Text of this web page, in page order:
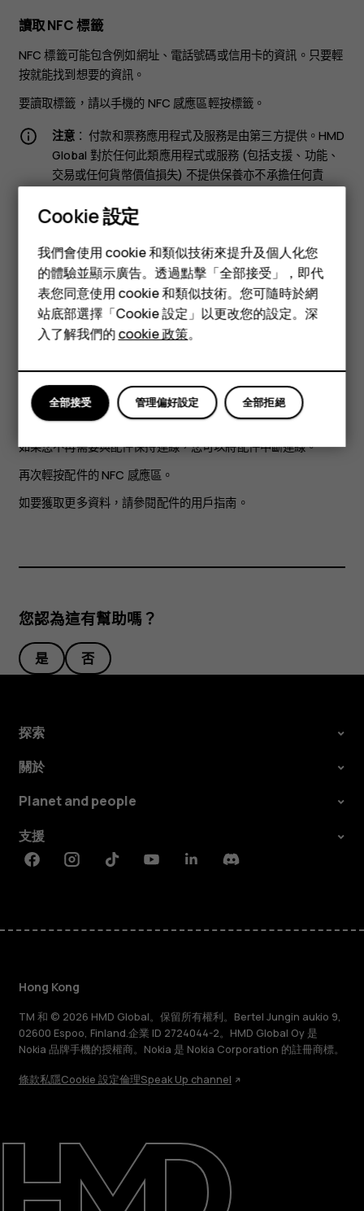
智慧型手機
功能型手機
配件
平板電腦
關於
維修、循環再用、回收再造
支援
讀取 NFC 標籤
NFC 標籤可能包含例如網址、電話號碼或信用卡的資訊。只要輕
按就能找到想要的資訊。
要讀取標籤，請以手機的 NFC 感應區輕按標籤。
注意 ： 付款和票務應用程式及服務是由第三方提供。HMD
Global 對於任何此類應用程式或服務 (包括支援、功能、
交易或任何貨幣價值損失) 不提供保養亦不承擔任何責
卡片以及付款或票務應用程式。
通過 NFC 與藍牙配件連線
雙手都沒空？您可以使用耳機。或者，何不使用無線揚聲器來聆
聽音樂？您只需要用手機輕按兼容的配件。
1.以手機的 NFC 感應區輕按配件的 NFC 感應區。* 2.依照螢幕上
*配件必須另行選購。配件的供應情況可能因地區而有所不同。
中斷與配件的連線
如果您不再需要與配件保持連線，您可以將配件中斷連線。
再次輕按配件的 NFC 感應區。
如要獲取更多資料，請參閱配件的用戶指南。
您認為這有幫助嗎？
是 否
探索
關於
Planet and people
支援
FacebookInstagramTiktokYoutubeLinkedinDiscord
Hong Kong
TM 和 © 2026 HMD Global。保留所有權利。Bertel Jungin aukio 9,
02600 Espoo, Finland.企業 ID 2724044-2。HMD Global Oy 是
Nokia 品牌手機的授權商。Nokia 是 Nokia Corporation 的註冊商標。
條款私隱Cookie 設定倫理Speak Up channel
Cookie 設定
我們會使用 cookie 和類似技術來提升及個人化您
的體驗並顯示廣告。透過點擊「全部接受」，即代
表您同意使用 cookie 和類似技術。您可隨時於網
站底部選擇「Cookie 設定」以更改您的設定。深
入了解我們的cookie 政策。
全部拒絕
管理偏好設定
全部接受